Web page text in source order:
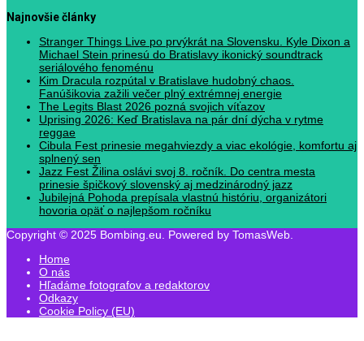
Najnovšie články
Stranger Things Live po prvýkrát na Slovensku. Kyle Dixon a
Michael Stein prinesú do Bratislavy ikonický soundtrack
seriálového fenoménu
Kim Dracula rozpútal v Bratislave hudobný chaos.
Fanúšikovia zažili večer plný extrémnej energie
The Legits Blast 2026 pozná svojich víťazov
Uprising 2026: Keď Bratislava na pár dní dýcha v rytme
reggae
Cibula Fest prinesie megahviezdy a viac ekológie, komfortu aj
splnený sen
Jazz Fest Žilina oslávi svoj 8. ročník. Do centra mesta
prinesie špičkový slovenský aj medzinárodný jazz
Jubilejná Pohoda prepísala vlastnú históriu, organizátori
hovoria opäť o najlepšom ročníku
Copyright © 2025 Bombing.eu. Powered by TomasWeb.
Home
O nás
Hľadáme fotografov a redaktorov
Odkazy
Cookie Policy (EU)